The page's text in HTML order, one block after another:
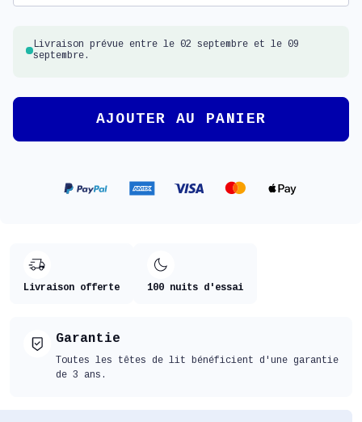
Livraison prévue entre le 02 septembre et le 09
septembre.
AJOUTER AU PANIER
Livraison offerte 100 nuits d'essai
Garantie
Toutes les têtes de lit bénéficient d'une garantie
de 3 ans.